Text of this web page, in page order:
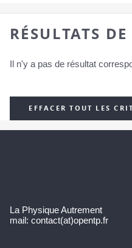
RÉSULTATS
Il n'y a pas de résultat
EFFACER TOUT LES
La Physique Autrement
mail: contact(at)opentp.fr